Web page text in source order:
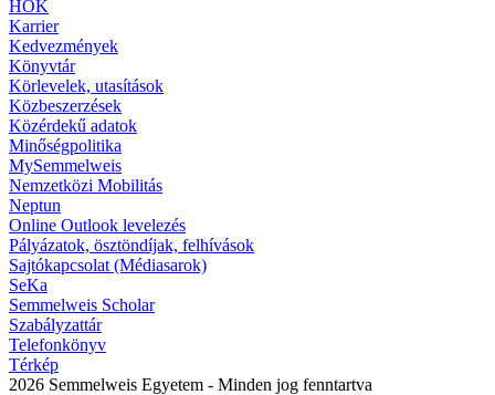
HÖK
Karrier
Kedvezmények
Könyvtár
Körlevelek, utasítások
Közbeszerzések
Közérdekű adatok
Minőségpolitika
MySemmelweis
Nemzetközi Mobilitás
Neptun
Online Outlook levelezés
Pályázatok, ösztöndíjak, felhívások
Sajtókapcsolat (Médiasarok)
SeKa
Semmelweis Scholar
Szabályzattár
Telefonkönyv
Térkép
2026 Semmelweis Egyetem - Minden jog fenntartva